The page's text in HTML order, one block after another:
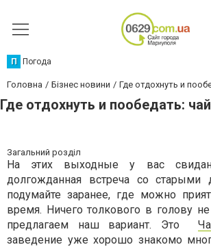
П Погода
Головна Бізнес новини Где отдохнуть и
Где отдохнуть и пообедать:
Загальний розділ
На этих выходные у вас
долгожданная встреча со старыми
подумайте заранее, где можно
время. Ничего толкового в голову не
предлагаем наш вариант. Это
заведение уже хорошо знакомо